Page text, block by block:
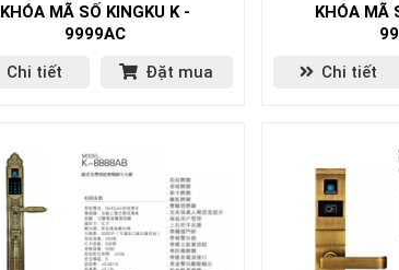
KHÓA MÃ SỐ KINGKU K -
9999AC
Chi tiết
Đặt mua
KHÓA MÃ
Chi tiết